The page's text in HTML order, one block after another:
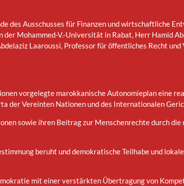
des Ausschusses für Finanzen und wirtschaftliche
Mohammed-V.-Universität in Rabat, Herr Hamid
Laaroussi, Professor für öffentliches Recht und
vorgelegte marokkanische Autonomieplan eine
der Vereinten Nationen und des Internationalen
sowie ihren Beitrag zur Menschenrechte durch die
beruht und demokratische Teilhabe und lokale
mit einer verstärkten Übertragung von